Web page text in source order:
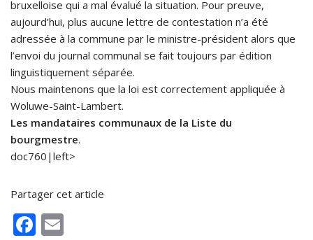
bruxelloise qui a mal évalué la situation. Pour preuve,
aujourd’hui, plus aucune lettre de contestation n’a été
adressée à la commune par le ministre-président alors que
l’envoi du journal communal se fait toujours par édition
linguistiquement séparée.
Nous maintenons que la loi est correctement appliquée à
Woluwe-Saint-Lambert.
Les mandataires communaux de la Liste du
bourgmestre.
doc760|left>
Partager cet article
F